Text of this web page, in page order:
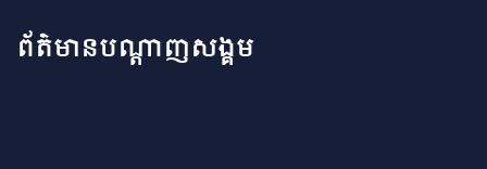
ព័ត៌មានបណ្តាញសង្គម